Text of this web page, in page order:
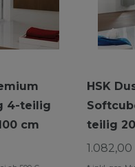
4-teilig
cm
HSK
teilig